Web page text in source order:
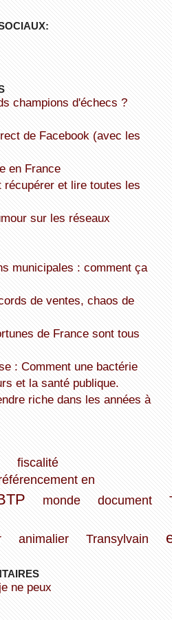
champions d'échecs ?
en France
et la santé publique.
fiscalité
en
monde document
animalier Transylvain